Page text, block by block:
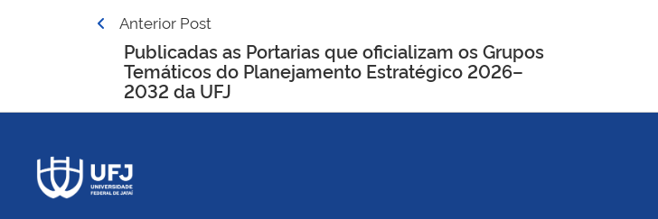
Navegação
Post
Anterior Post
Publicadas as Portarias que oficializam os Grupos
Temáticos do Planejamento Estratégico 2026–
2032 da UFJ